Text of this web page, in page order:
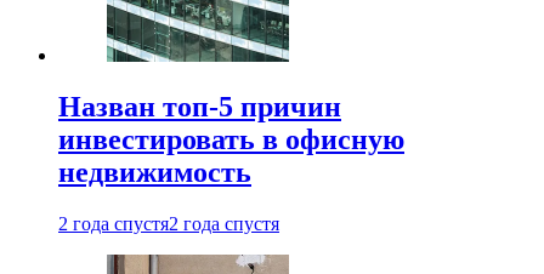
Назван топ-5 причин
инвестировать в офисную
недвижимость
2 года спустя2 года спустя